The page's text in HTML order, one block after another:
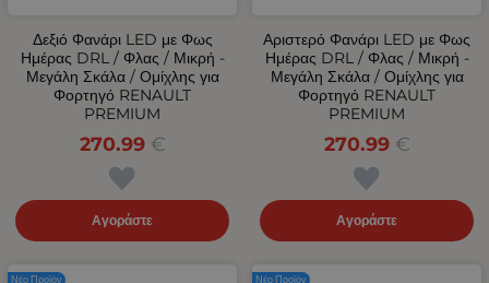
Δεξιό Φανάρι LED με Φως
Ημέρας DRL / Φλας / Μικρή -
Μεγάλη Σκάλα / Ομίχλης για
Φορτηγό RENAULT
PREMIUM
270.99 €
Αγοράστε
Αριστερό Φανάρι LED με Φως
Ημέρας DRL / Φλας / Μικρή -
Μεγάλη Σκάλα / Ομίχλης για
Φορτηγό RENAULT
PREMIUM
270.99 €
Αγοράστε
Νέο Προϊόν Νέο Προϊόν